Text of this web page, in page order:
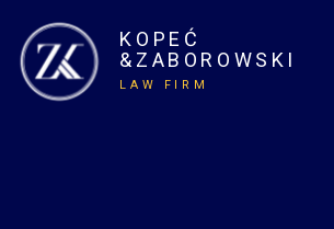
KOPEĆ
&ZABOROWSKI
LAW FIRM